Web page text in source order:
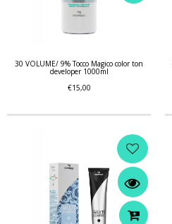
30 VOLUME/ 9% Tocco Magico color ton
developer 1000ml
€15,00